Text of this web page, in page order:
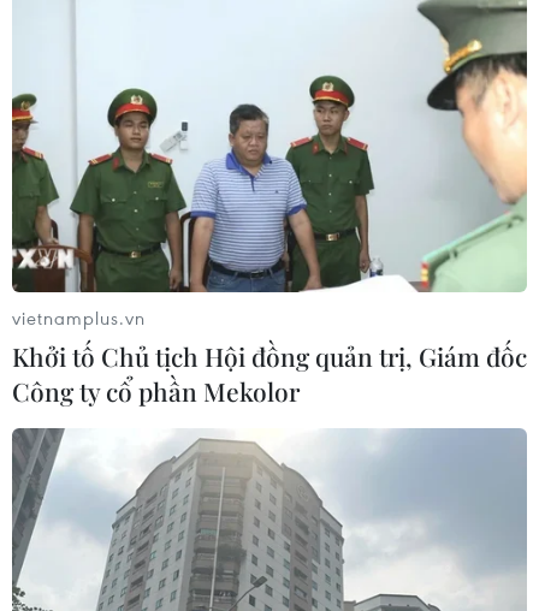
vietnamplus.vn
Khởi tố Chủ tịch Hội đồng quản trị, Giám đốc
Công ty cổ phần Mekolor